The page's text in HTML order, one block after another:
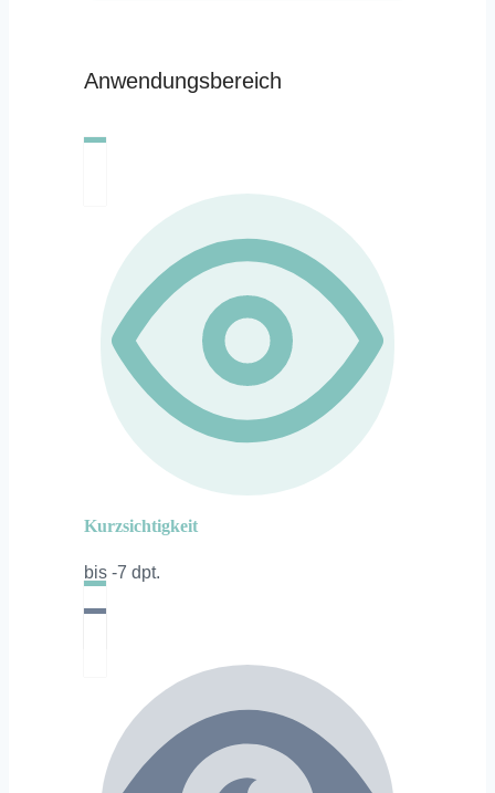
Anwendungsbereich
Kurzsichtigkeit
bis -7 dpt.